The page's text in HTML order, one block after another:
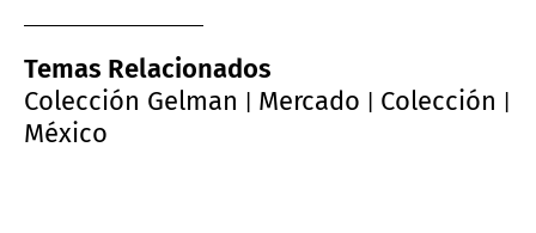
Temas Relacionados
Colección Gelman
Mercado Colección
México